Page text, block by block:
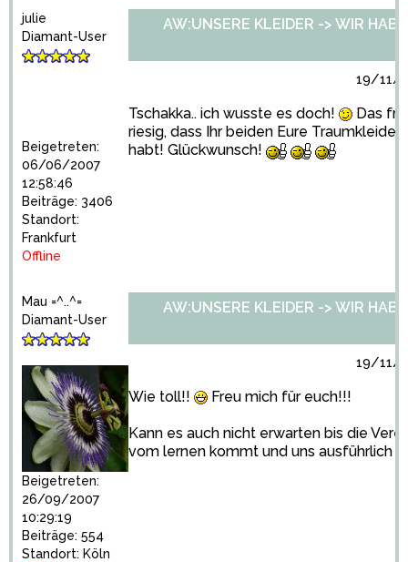
julie
Diamant-User
Beigetreten:
06/06/2007
12:58:46
Beiträge: 3406
Standort:
Frankfurt
Offline
AW:UNSERE KLEIDER -> WIR
19/11/
Tschakka.. ich wusste es doch!
Das
riesig, dass Ihr beiden Eure
habt! Glückwunsch!
Mau =^..^=
Diamant-User
Beigetreten:
26/09/2007
10:29:19
Beiträge: 554
Standort: Köln
AW:UNSERE KLEIDER -> WIR
19/11/
Wie toll!! Freu mich für euch!!!
Kann es auch nicht erwarten bis die
vom lernen kommt und uns ausführlich